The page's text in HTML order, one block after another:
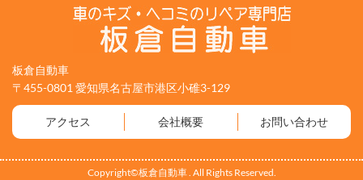
板倉自動車
〒455-0801 愛知県名古屋市港区小碓3-129
アクセス 会社概要 お問い合わせ
Copyright©板倉自動車 . All Rights Reserved.